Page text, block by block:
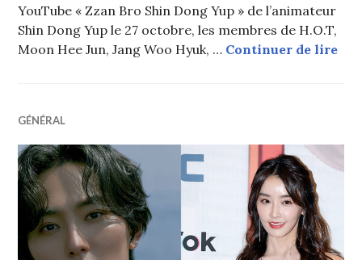
YouTube « Zzan Bro Shin Dong Yup » de l’animateur
Shin Dong Yup le 27 octobre, les membres de H.O.T,
Moon Hee Jun, Jang Woo Hyuk, … Continuer de lire
GÉNÉRAL